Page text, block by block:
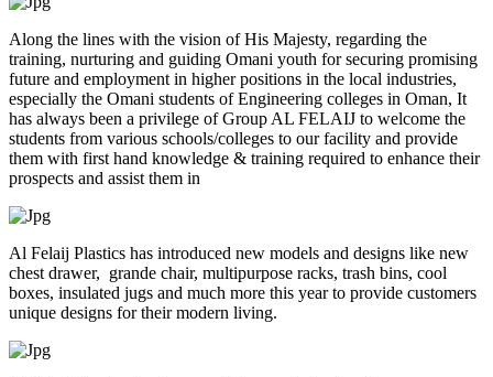
Along the lines with the vision of His Majesty, regarding the
training, nurturing and guiding Omani youth for securing promising
future and employment in higher positions in the local industries,
especially the Omani students of Engineering colleges in Oman, It
has always been a privilege of Group AL FELAIJ to welcome the
students from various schools/colleges to our facility and provide
them with first hand knowledge & training required to enhance their
prospects and assist them in
Al Felaij Plastics has introduced new models and designs like new
chest drawer, grande chair, multipurpose racks, trash bins, cool
boxes, insulated jugs and much more this year to provide customers
unique designs for their modern living.